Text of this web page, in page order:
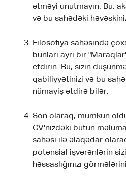
etməyi unutmayın. Bu,
və bu sahədəki
Filosofiya sahəsində
bunları ayrı bir
etdirin. Bu, sizin
qabiliyyətinizi və bu
nümayiş etdirə bilər.
Son olaraq, mümkün
CV'nizdəki bütün
sahəsi ilə əlaqədar
potensial işverənlərin
həssaslığınızı